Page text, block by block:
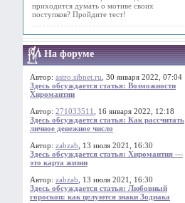
приходится думать о мотиве своих
поступков? Пройдите тест!
На форуме
Автор: astro.sibnet.ru , 30 января 2022, 07:04
Здесь обсуждается статья: Возможности
Хиромантии
Автор: 271033511
, 16 января 2022, 12:18
Здесь обсуждается статья: Как рассчитать
личное денежное число
Автор: zabzab , 13 июля 2021, 16:30
Здесь обсуждается статья: Хиромантия —
это карта жизни
Автор: zabzab , 13 июля 2021, 16:30
Здесь обсуждается статья: Любовный
гороскоп: как целуются знаки Зодиака